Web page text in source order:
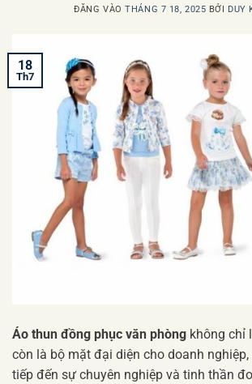
ĐĂNG VÀOTHÁNG 7 18, 2025 BỞI DUY
18
Th7
Áo thun đồng phục văn phòng không chỉ
còn là bộ mặt đại diện cho doanh
tiếp đến sự chuyên nghiệp và tinh thần